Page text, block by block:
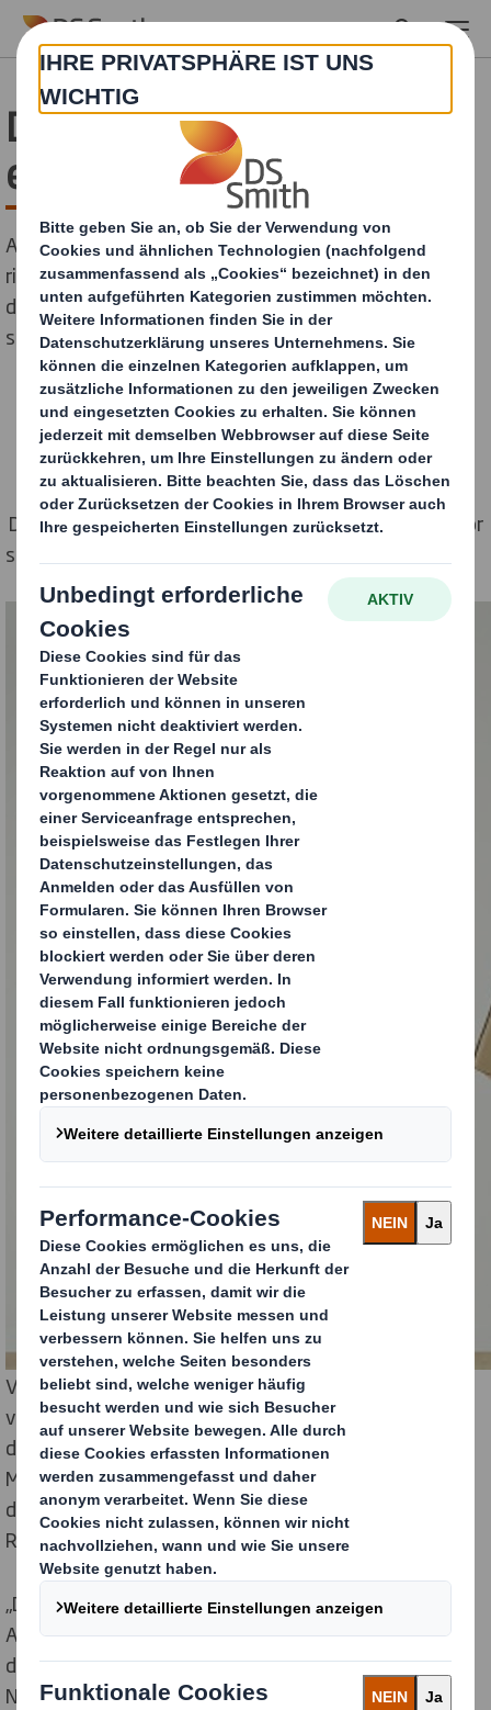
Skip to main content
Den Ruf der Verpackung
erkunden
Artikel 6 von 8, Nachhaltigkeitsbericht-Reihe: Die
richtige Verpackung ist eine Versicherungspolice, die
das Endprodukt und alle darin investierten Ressourcen
schützt.
Die Verpackungsbranche steht bezüglich ihres Rufs vor
ständigen Herausforderungen.
Verpackungen werden manchmal als
verschwenderisch, unnötig, einmal verwendet und
dann weggeworfen angesehen. Sie werden oft mit
Müll in Verbindung gebracht, was dazu führt, dass sich
die Gesetzgebung und der Verbraucher auf die
Reduzierung von Verpackungen konzentrieren.
„Das Paket zur Kreislaufwirtschaft fördert neue
Anforderungen des Ökodesigns, und die Einstellungen
der Verbraucher fördern Innovationen bei der
Nachhaltigkeit und eine grundlegende Neugestaltung